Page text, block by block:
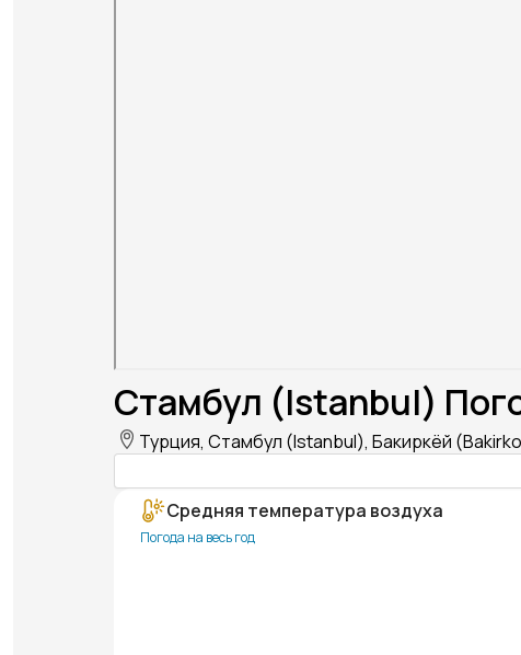
Стамбул (Istanbul)
Турция, Стамбул (Istanbul), Бакиркёй
Средняя температура воздуха
Погода на весь год